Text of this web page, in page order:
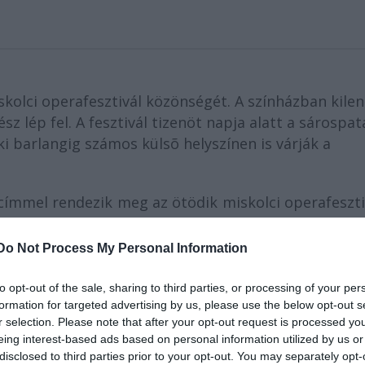
Not Process My Personal Information
opt-out of the sale, sharing to third parties, or processing of your
for targeted advertising by us, please use the below opt-out
selection. Please note that after your opt-out request is processed
interest-based ads based on personal information utilized by us
to third parties prior to your opt-out. You may separately
operafesztivál közönségét. A színházban
lép fel. A fesztivál tizenöt napja alatt a
számos külsõ helyszínen is várják a
rendezik meg az ötödik miskolci
operáiból válogattak, így Bartók
és Rossini művei állnak a
a fesztivál sajtófőnökétől. A közönség
a fesztivál rendezvényeit emellett
operabemutatóin készült filmek